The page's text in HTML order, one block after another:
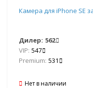
Камера для iPhone SE
Дилер: 562
VIP: 547
Premium: 531
Нет в наличии